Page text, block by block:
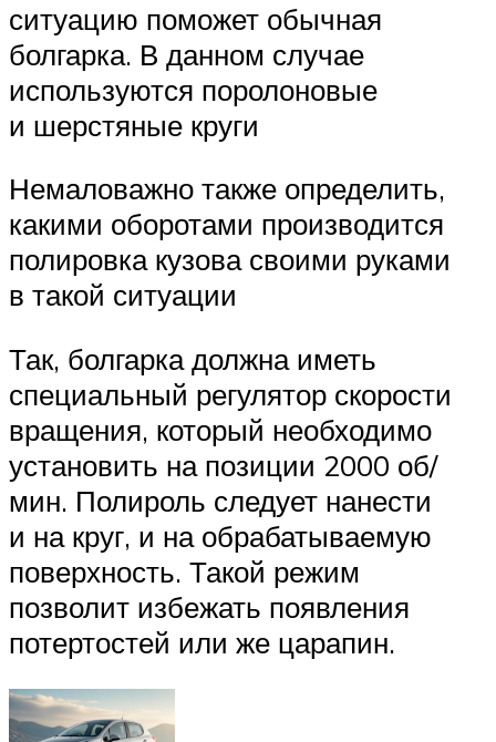
ситуацию поможет обычная
болгарка. В данном случае
используются поролоновые
и шерстяные круги
Немаловажно также определить,
какими оборотами производится
полировка кузова своими руками
в такой ситуации
Так, болгарка должна иметь
специальный регулятор скорости
вращения, который необходимо
установить на позиции 2000 об/
мин. Полироль следует нанести
и на круг, и на обрабатываемую
поверхность. Такой режим
позволит избежать появления
потертостей или же царапин.